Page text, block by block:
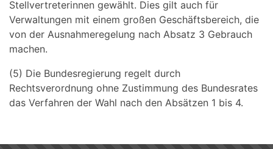
Stellvertreterinnen gewählt. Dies gilt auch für
Verwaltungen mit einem großen Geschäftsbereich, die
von der Ausnahmeregelung nach Absatz 3 Gebrauch
machen.
(5) Die Bundesregierung regelt durch
Rechtsverordnung ohne Zustimmung des Bundesrates
das Verfahren der Wahl nach den Absätzen 1 bis 4.